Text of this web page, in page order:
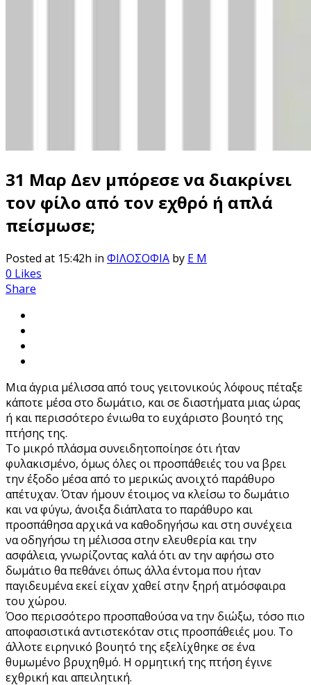
31 Μαρ Δεν μπόρεσε να διακρίνει
τον φίλο από τον εχθρό ή απλά
πείσμωσε;
Posted at 15:42h in ΦΙΛΟΣΟΦΙΑ by E M
0 Likes
Share
Μια άγρια ​​μέλισσα από τους γειτονικούς λόφους πέταξε
κάποτε μέσα στο δωμάτιο, και σε διαστήματα μιας ώρας
ή και περισσότερο ένιωθα το ευχάριστο βουητό της
πτήσης της.
Το μικρό πλάσμα συνειδητοποίησε ότι ήταν
φυλακισμένο, όμως όλες οι προσπάθειές του να βρει
την έξοδο μέσα από το μερικώς ανοιχτό παράθυρο
απέτυχαν. Όταν ήμουν έτοιμος να κλείσω το δωμάτιο
και να φύγω, άνοιξα διάπλατα το παράθυρο και
προσπάθησα αρχικά να καθοδηγήσω και στη συνέχεια
να οδηγήσω τη μέλισσα στην ελευθερία και την
ασφάλεια, γνωρίζοντας καλά ότι αν την αφήσω στο
δωμάτιο θα πεθάνει όπως άλλα έντομα που ήταν
παγιδευμένα εκεί είχαν χαθεί στην ξηρή ατμόσφαιρα
του χώρου.
Όσο περισσότερο προσπαθούσα να την διώξω, τόσο πιο
αποφασιστικά αντιστεκόταν στις προσπάθειές μου. Το
άλλοτε ειρηνικό βουητό της εξελίχθηκε σε ένα
θυμωμένο βρυχηθμό. Η ορμητική της πτήση έγινε
εχθρική και απειλητική.